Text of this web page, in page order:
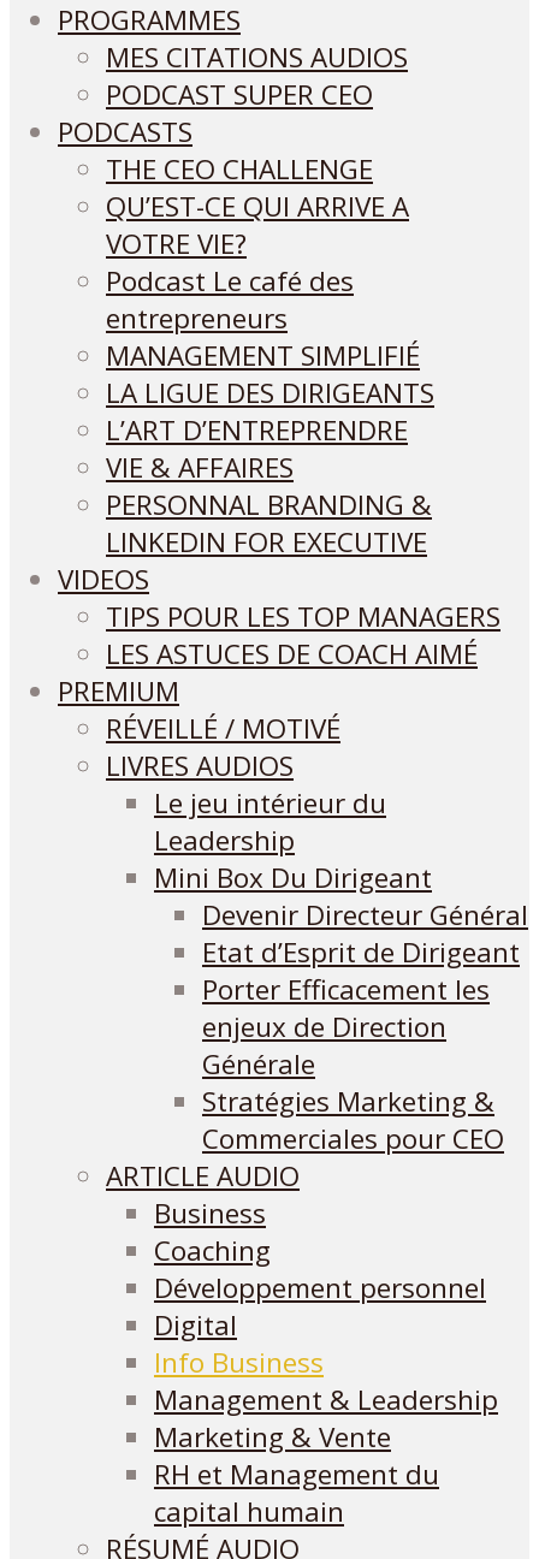
PROGRAMMES
MES CITATIONS AUDIOS
PODCAST SUPER CEO
PODCASTS
THE CEO CHALLENGE
QU’EST-CE QUI ARRIVE A
VOTRE VIE?
Podcast Le café des
entrepreneurs
MANAGEMENT SIMPLIFIÉ
LA LIGUE DES DIRIGEANTS
L’ART D’ENTREPRENDRE
VIE & AFFAIRES
PERSONNAL BRANDING &
LINKEDIN FOR EXECUTIVE
VIDEOS
TIPS POUR LES TOP MANAGERS
LES ASTUCES DE COACH AIMÉ
PREMIUM
RÉVEILLÉ / MOTIVÉ
LIVRES AUDIOS
Le jeu intérieur du
Leadership
Mini Box Du Dirigeant
Devenir Directeur Général
Etat d’Esprit de Dirigeant
Porter Efficacement les
enjeux de Direction
Générale
Stratégies Marketing &
Commerciales pour CEO
ARTICLE AUDIO
Business
Coaching
Développement personnel
Digital
Info Business
Management & Leadership
Marketing & Vente
RH et Management du
capital humain
RÉSUMÉ AUDIO